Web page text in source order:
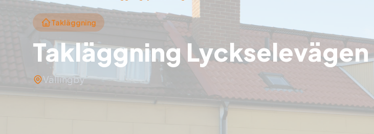
Takläggning
Takläggning Lyckselevägen
Vällingby